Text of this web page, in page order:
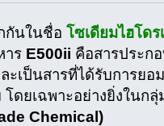
กันในชื่อ โซเดียมไฮโด
าร E500ii คือสารประก
เป็นสารที่ได้รับการยอ
ดยเฉพาะอย่างยิ่งในกลุ่
Chemical)